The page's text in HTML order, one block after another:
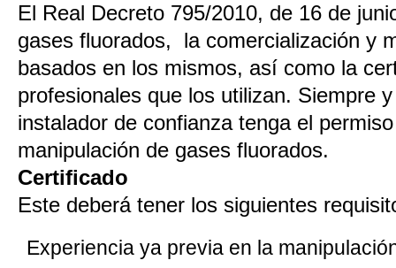
El Real Decreto 795/2010, de 16 de
gases fluorados, la comercialización y
basados en los mismos, así como la
profesionales que los utilizan. Siempre
instalador de confianza tenga el
manipulación de gases fluorados.
Certificado
Este deberá tener los siguientes
Experiencia ya previa en la